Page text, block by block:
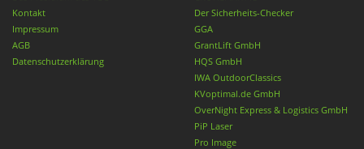
Kontakt
Impressum
AGB
Datenschutzerklärung
Der Sicherheits-Checker
GGA
GrantLift GmbH
HQS GmbH
IWA OutdoorClassics
KVoptimal.de GmbH
OverNight Express & Logistics GmbH
PiP Laser
Pro Image